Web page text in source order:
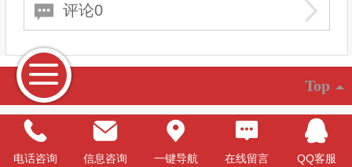
评论0
Top
2026 版权所有
魁云建站提供技术支持
电脑版
电话咨询
信息咨询 一键导航 在线留言 QQ客服